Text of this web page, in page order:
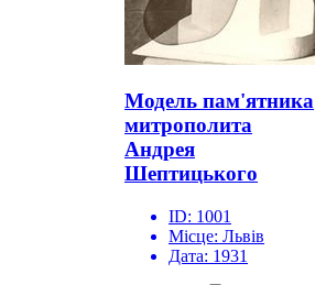
Модель пам'ятника
митрополита
Андрея
Шептицького
ID: 1001
Місце: Львів
Дата: 1931